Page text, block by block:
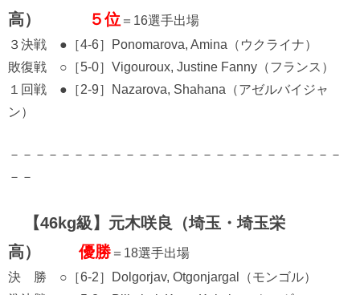
高）
５位 ＝16選手出場
３決戦 ●［4-6］Ponomarova, Amina（ウクライナ）
敗復戦 ○［5-0］Vigouroux, Justine Fanny（フランス）
１回戦 ●［2-9］Nazarova, Shahana（アゼルバイジャ
ン）
－－－－－－－－－－－－－－－－－－－－－－－－－－
－－
【46kg級】元木咲良（埼玉・埼玉栄
高）
優勝＝18選手出場
決 勝 ○［6-2］Dolgorjav, Otgonjargal（モンゴル）